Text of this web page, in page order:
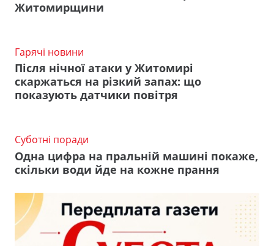
Житомирщини
Гарячі новини
Після нічної атаки у Житомирі
скаржаться на різкий запах: що
показують датчики повітря
Суботні поради
Одна цифра на пральній машині покаже,
скільки води йде на кожне прання